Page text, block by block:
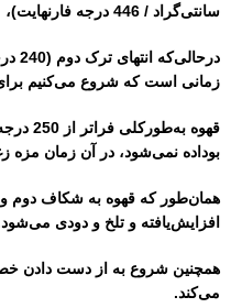
سانتی‌گراد / 446 درجه فارنهایت)،
زمانی است که شروع می‌کنیم
بوداده نمی‌شود، در آن زمان مزه
همان‌طور که قهوه به شکاف دوم و
افزایش‌یافته و تلخ و دودی
همچنین شروع به از دست دادن
می‌کند.